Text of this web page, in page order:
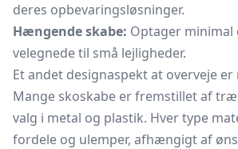
deres opbevaringsløsninger.
Hængende skabe: Optager minimal
velegnede til små lejligheder.
Et andet designaspekt at overveje
Mange skoskabe er fremstillet af
valg i metal og plastik. Hver type
fordele og ulemper, afhængigt af